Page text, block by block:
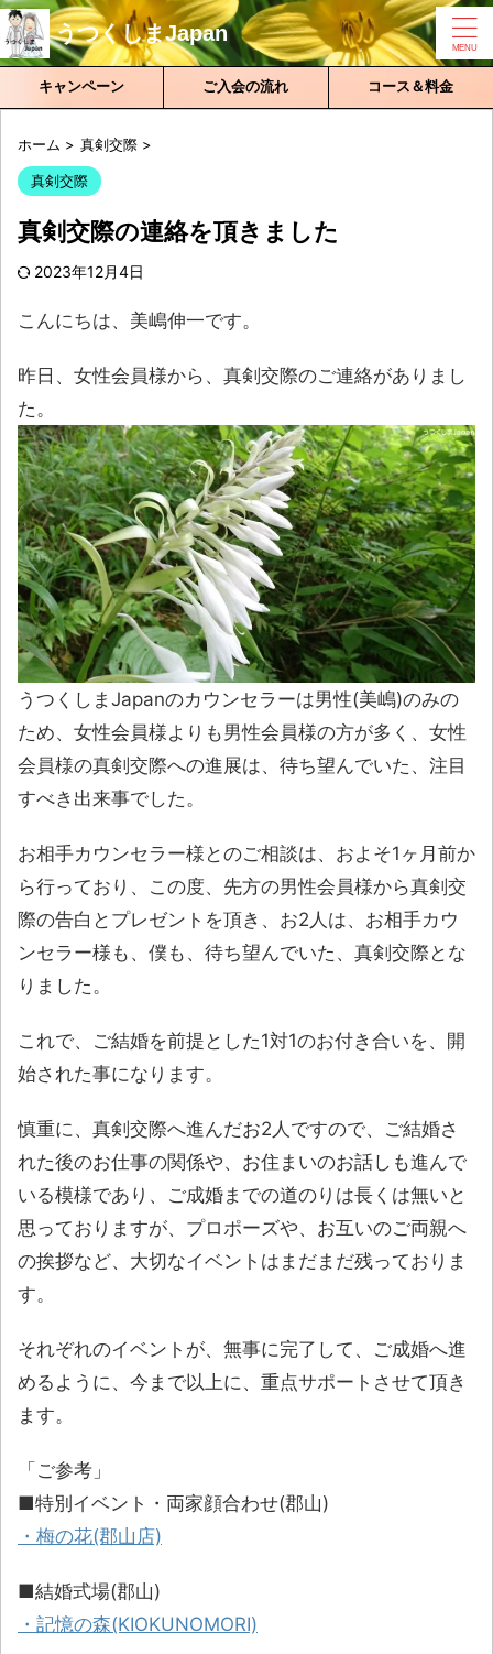
うつくしまJapan
キャンペーン ご入会の流れ コース＆料金
ホーム > 真剣交際 >
真剣交際
真剣交際の連絡を頂きました
2023年12月4日
こんにちは、美嶋伸一です。
昨日、女性会員様から、真剣交際のご連絡がありまし
た。
うつくしまJapanのカウンセラーは男性(美嶋)のみの
ため、女性会員様よりも男性会員様の方が多く、女性
会員様の真剣交際への進展は、待ち望んでいた、注目
すべき出来事でした。
お相手カウンセラー様とのご相談は、およそ1ヶ月前か
ら行っており、この度、先方の男性会員様から真剣交
際の告白とプレゼントを頂き、お2人は、お相手カウ
ンセラー様も、僕も、待ち望んでいた、真剣交際とな
りました。
これで、ご結婚を前提とした1対1のお付き合いを、開
始された事になります。
慎重に、真剣交際へ進んだお2人ですので、ご結婚さ
れた後のお仕事の関係や、お住まいのお話しも進んで
いる模様であり、ご成婚までの道のりは長くは無いと
思っておりますが、プロポーズや、お互いのご両親へ
の挨拶など、大切なイベントはまだまだ残っておりま
す。
それぞれのイベントが、無事に完了して、ご成婚へ進
めるように、今まで以上に、重点サポートさせて頂き
ます。
「ご参考」
■特別イベント・両家顔合わせ(郡山)
・梅の花(郡山店)
■結婚式場(郡山)
・記憶の森(KIOKUNOMORI)